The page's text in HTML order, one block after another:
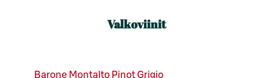
Valkoviinit
Barone Montalto Pinot Grigio